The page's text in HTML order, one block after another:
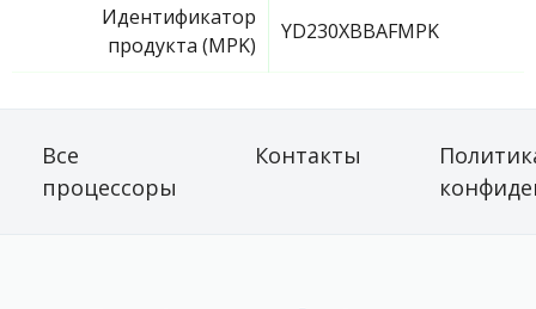
Идентификатор
продукта (MPK)
YD230XBBAFMPK
Все
процессоры
Контакты